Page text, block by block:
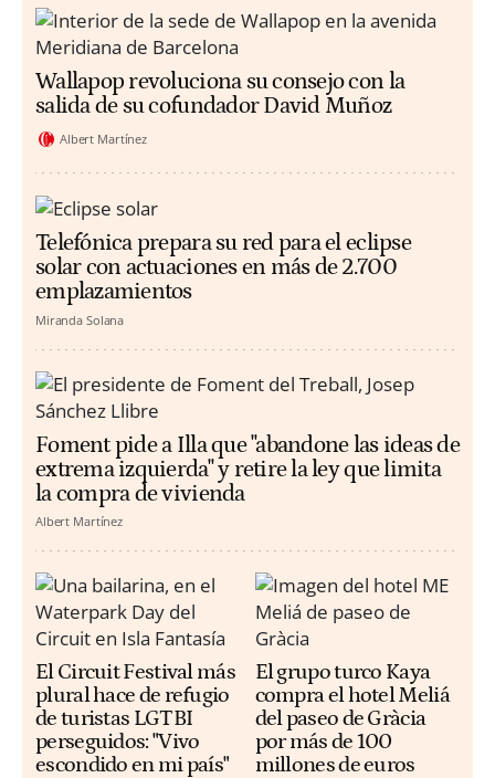
Wallapop revoluciona su consejo con la
salida de su cofundador David Muñoz
Albert Martínez
Telefónica prepara su red para el eclipse
solar con actuaciones en más de 2.700
emplazamientos
Miranda Solana
Foment pide a Illa que "abandone las ideas de
extrema izquierda" y retire la ley que limita
la compra de vivienda
Albert Martínez
El Circuit Festival más
plural hace de refugio
de turistas LGTBI
perseguidos: "Vivo
escondido en mi país"
El grupo turco Kaya
compra el hotel Meliá
del paseo de Gràcia
por más de 100
millones de euros